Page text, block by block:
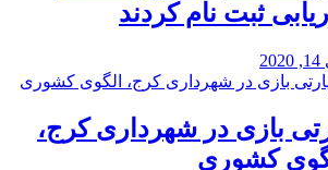
ثبت نام کردند
بازی در شهرداری کرج،
کشوری